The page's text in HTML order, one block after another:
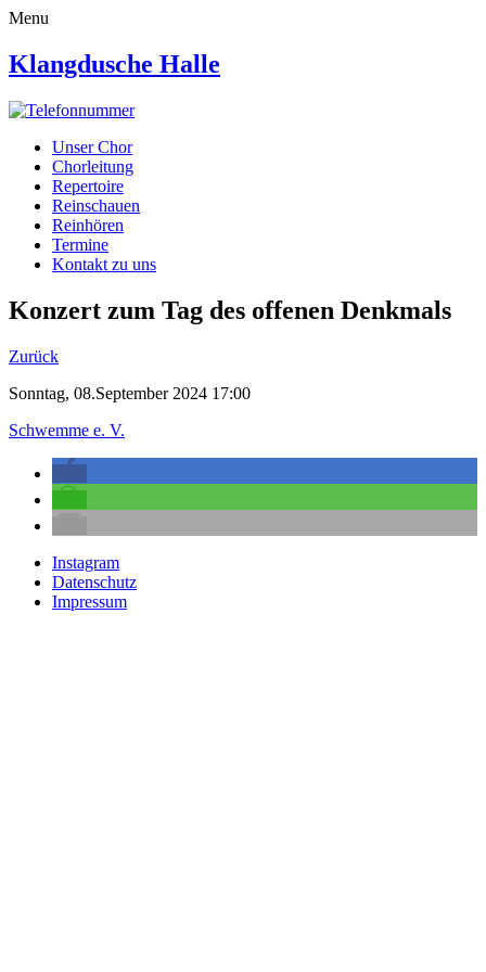
Menu
Klangdusche Halle
Unser Chor
Chorleitung
Repertoire
Reinschauen
Reinhören
Termine
Kontakt zu uns
Konzert zum Tag des offenen Denkmals
Zurück
Sonntag, 08.September 2024 17:00
Schwemme e. V.
Instagram
Datenschutz
Impressum